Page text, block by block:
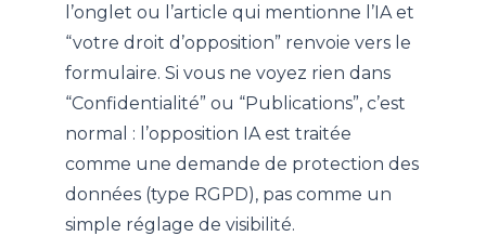
l’onglet ou l’article qui mentionne l’IA et
“votre droit d’opposition” renvoie vers le
formulaire. Si vous ne voyez rien dans
“Confidentialité” ou “Publications”, c’est
normal : l’opposition IA est traitée
comme une demande de protection des
données (type RGPD), pas comme un
simple réglage de visibilité.